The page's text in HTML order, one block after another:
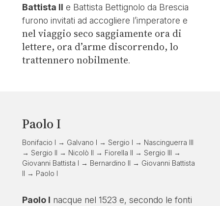
Battista II e Battista Bettignolo da Brescia
furono invitati ad accogliere l’imperatore e
nel viaggio seco saggiamente ora di
lettere, ora d’arme discorrendo, lo
trattennero nobilmente.
Paolo I
Bonifacio I → Galvano I → Sergio I → Nascinguerra III
→ Sergio II → Nicolò II → Fiorella II → Sergio III →
Giovanni Battista I → Bernardino II → Giovanni Battista
II → Paolo I
Paolo I nacque nel 1523 e, secondo le fonti